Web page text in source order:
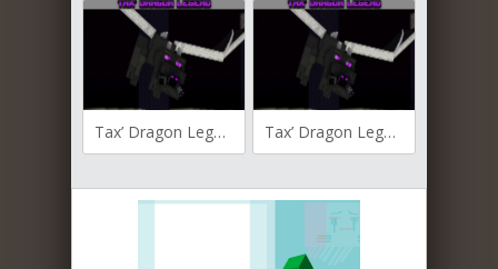
Tax’ Dragon Legend для Майнкрафт [1.20.1, 1.20] Tax’ Dragon Legend для Майнкрафт [1.19.4, 1.19.2, 1.18.2]